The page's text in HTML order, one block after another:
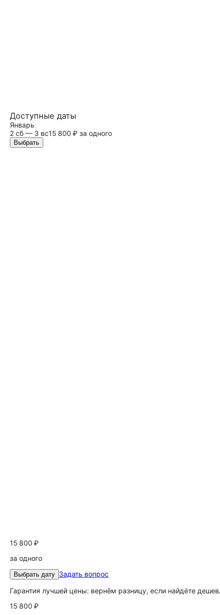
Доступные даты
Январь
2 сб — 3 вс15 800 ₽ за одного
Выбрать
15 800 ₽
за одного
Выбрать дату Задать вопрос
Гарантия лучшей цены: вернём разницу, если найдёте
15 800 ₽